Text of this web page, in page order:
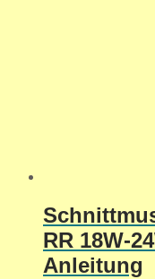
RR 18W-
Anleitung